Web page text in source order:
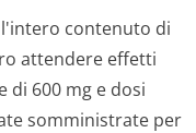
l'intero contenuto di
attendere effetti
di 600 mg e dosi
somministrate per